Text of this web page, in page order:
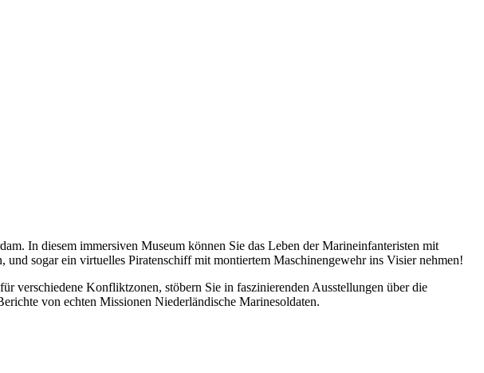
In diesem immersiven Museum können Sie das Leben der Marineinfanteristen mit
sogar ein virtuelles Piratenschiff mit montiertem Maschinengewehr ins Visier nehmen!
verschiedene Konfliktzonen, stöbern Sie in faszinierenden Ausstellungen über die
von echten Missionen Niederländische Marinesoldaten.